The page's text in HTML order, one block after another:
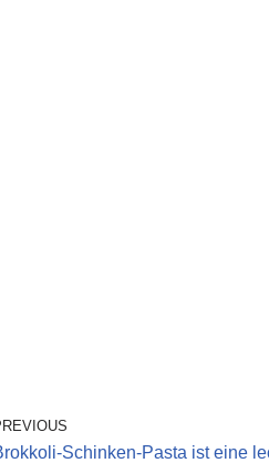
Schinken-Pasta ist eine